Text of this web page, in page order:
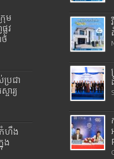
រុម
លូវ
រជា
ារ្យ
កំហឹង
ង